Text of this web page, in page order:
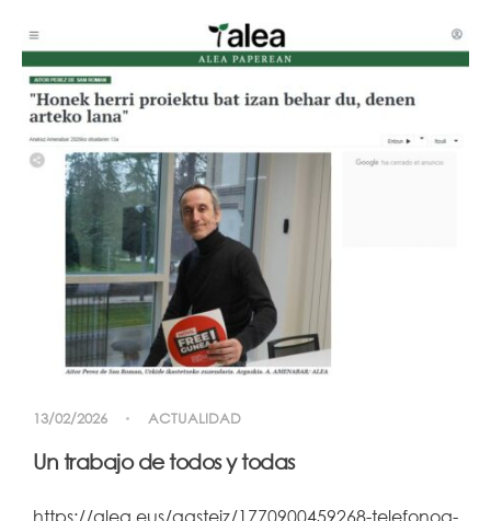
13/02/2026 ACTUALIDAD
Un trabajo de todos y todas
https://alea.eus/gasteiz/1770900459268-telefonoa-